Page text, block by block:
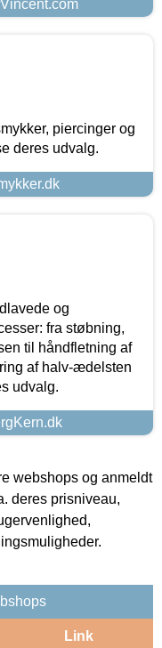
piercinger og
deres udvalg.
og
fra støbning,
til håndfletning af
af halv-ædelsten
udvalg.
webshops og anmeldt
deres prisniveau,
Link